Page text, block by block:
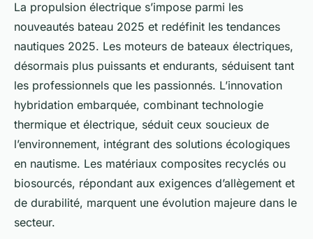
La propulsion électrique s’impose parmi les
nouveautés bateau 2025 et redéfinit les tendances
nautiques 2025. Les moteurs de bateaux électriques,
désormais plus puissants et endurants, séduisent tant
les professionnels que les passionnés. L’innovation
hybridation embarquée, combinant technologie
thermique et électrique, séduit ceux soucieux de
l’environnement, intégrant des solutions écologiques
en nautisme. Les matériaux composites recyclés ou
biosourcés, répondant aux exigences d’allègement et
de durabilité, marquent une évolution majeure dans le
secteur.